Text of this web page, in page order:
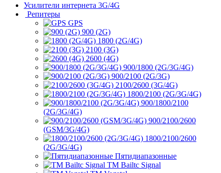
Усилители интернета 3G/4G
Репитеры
GPS
900 (2G)
1800 (2G/4G)
2100 (3G)
2600 (4G)
900/1800 (2G/3G/4G)
900/2100 (2G/3G)
2100/2600 (3G/4G)
1800/2100 (2G/3G/4G)
900/1800/2100
(2G/3G/4G)
900/2100/2600
(GSM/3G/4G)
1800/2100/2600
(2G/3G/4G)
Пятидиапазонные
ТМ Bailtc Signal